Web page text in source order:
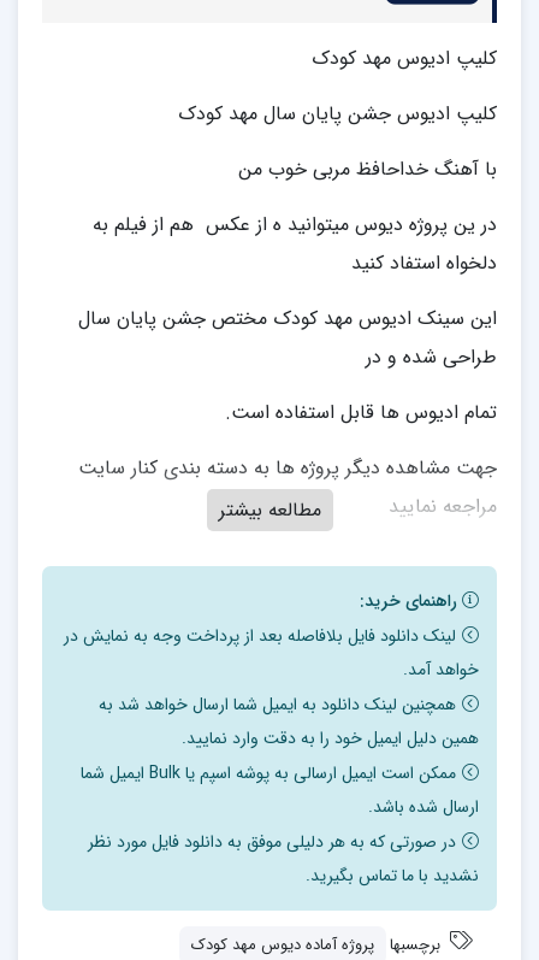
کلیپ ادیوس مهد کودک
کلیپ ادیوس جشن پایان سال مهد کودک
با آهنگ خداحافظ مربی خوب من
در ین پروژه دیوس میتوانید ه از عکس هم از فیلم به
دلخواه استفاد کنید
این سینک ادیوس مهد کودک مختص جشن پایان سال
طراحی شده و در
تمام ادیوس ها قابل استفاده است.
جهت مشاهده دیگر پروژه ها به دسته بندی کنار سایت
مراجعه نمایید
مطالعه بیشتر
راهنمای خرید:
لینک دانلود فایل بلافاصله بعد از پرداخت وجه به نمایش در
خواهد آمد.
همچنین لینک دانلود به ایمیل شما ارسال خواهد شد به
همین دلیل ایمیل خود را به دقت وارد نمایید.
ممکن است ایمیل ارسالی به پوشه اسپم یا Bulk ایمیل شما
ارسال شده باشد.
در صورتی که به هر دلیلی موفق به دانلود فایل مورد نظر
نشدید با ما تماس بگیرید.
برچسبها
پروژه آماده دیوس مهد کودک